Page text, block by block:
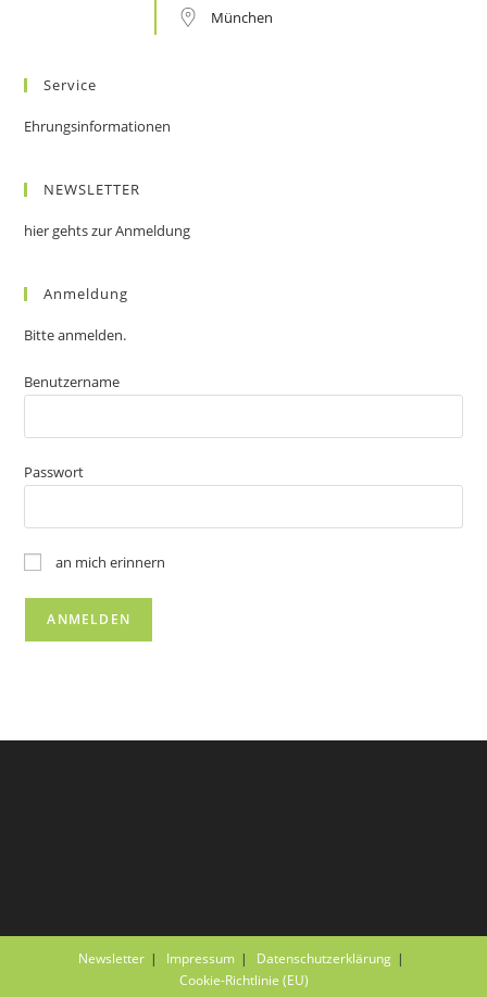
München
Service
Ehrungsinformationen
NEWSLETTER
hier gehts zur Anmeldung
Anmeldung
Bitte anmelden.
Benutzername
Passwort
an mich erinnern
Newsletter Impressum
Datenschutzerklärung
Cookie-Richtlinie (EU)